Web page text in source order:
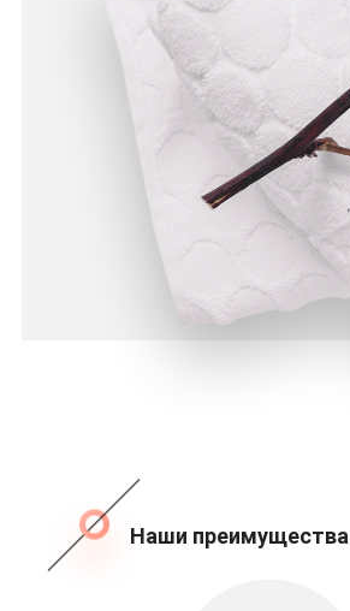
Наши преимущества